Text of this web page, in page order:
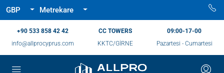
GBP Metrekare
‪+90 533 858 42 42‬
info@allprocyprus.com
CC TOWERS
KKTC/GİRNE
09:00-17-00
Pazartesi - Cumartesi